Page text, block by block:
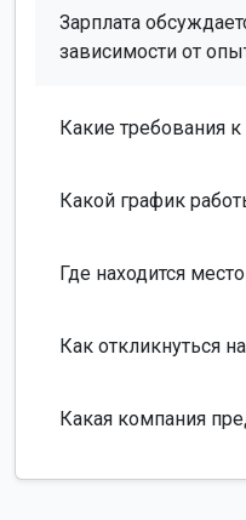
Зарплата
зависимости от
Какие требования к
Какой график
Где находится
Как откликнуться
Какая компания